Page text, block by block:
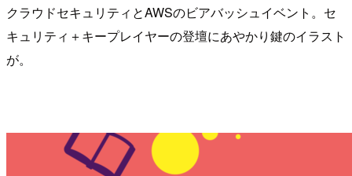
クラウドセキュリティとAWSのビアバッシュイベント。セ
キュリティ＋キープレイヤーの登壇にあやかり鍵のイラスト
が。